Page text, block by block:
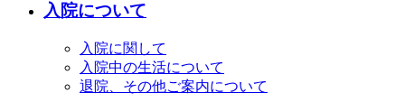
入院について
入院に関して
入院中の生活について
退院、その他ご案内について